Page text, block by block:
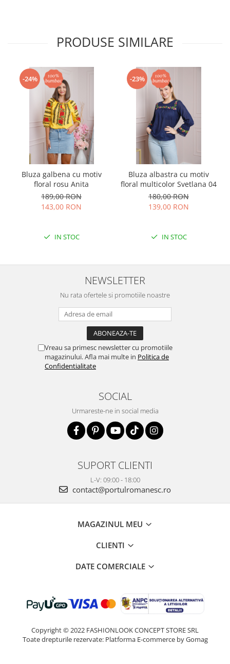
PRODUSE SIMILARE
-24%
Bluza galbena cu motiv
floral rosu Anita
189,00 RON
143,00 RON
IN STOC
-23%
Bluza albastra cu motiv
floral multicolor Svetlana 04
180,00 RON
139,00 RON
IN STOC
NEWSLETTER
Nu rata ofertele si promotiile noastre
Vreau sa primesc newsletter cu promotiile
magazinului. Afla mai multe in Politica de
Confidentialitate
SOCIAL
Urmareste-ne in social media
SUPORT CLIENTI
L-V: 09:00 - 18:00
contact@portulromanesc.ro
MAGAZINUL MEU
CLIENTI
DATE COMERCIALE
Copyright © 2022 FASHIONLOOK CONCEPT STORE SRL
Toate drepturile rezervate: Platforma E-commerce by Gomag